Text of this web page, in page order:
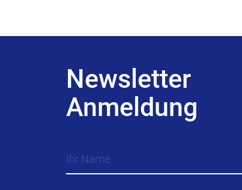
Newsletter
Anmeldung